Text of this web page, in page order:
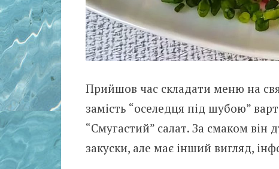
Прийшов час складати меню на
замість “оселедця під шубою”
“Смугастий” салат. За смаком він
закуски, але має інший вигляд,